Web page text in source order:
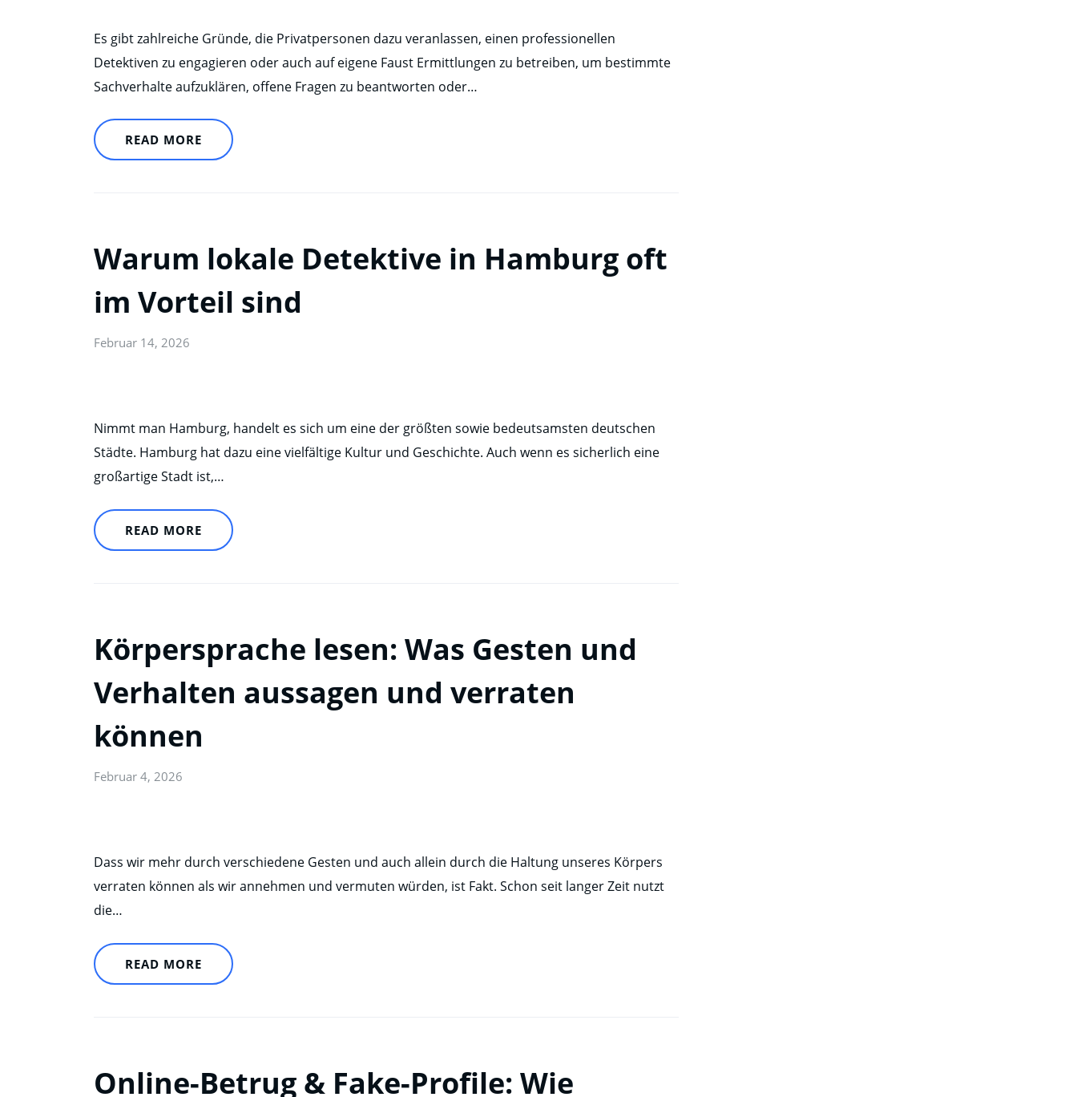
Es gibt zahlreiche Gründe, die Privatpersonen dazu veranlassen, einen professionellen
Detektiven zu engagieren oder auch auf eigene Faust Ermittlungen zu betreiben, um bestimmte
Sachverhalte aufzuklären, offene Fragen zu beantworten oder…
READ MORE
Warum lokale Detektive in Hamburg oft
im Vorteil sind
Februar 14, 2026
Nimmt man Hamburg, handelt es sich um eine der größten sowie bedeutsamsten deutschen
Städte. Hamburg hat dazu eine vielfältige Kultur und Geschichte. Auch wenn es sicherlich eine
großartige Stadt ist,…
READ MORE
Körpersprache lesen: Was Gesten und
Verhalten aussagen und verraten
können
Februar 4, 2026
Dass wir mehr durch verschiedene Gesten und auch allein durch die Haltung unseres Körpers
verraten können als wir annehmen und vermuten würden, ist Fakt. Schon seit langer Zeit nutzt
die…
READ MORE
Online-Betrug & Fake-Profile: Wie